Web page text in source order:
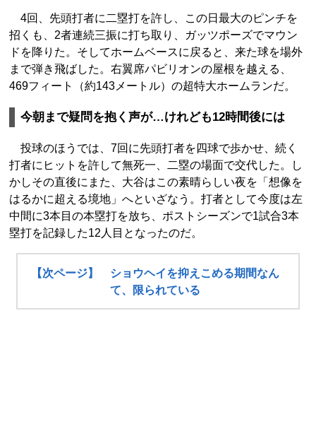
4回、先頭打者に二塁打を許し、この日最大のピンチを
招くも、2者連続三振に打ち取り、ガッツポーズでマウン
ドを降りた。そしてホームベースに戻ると、来た球を場外
まで弾き飛ばした。右翼席パビリオンの屋根を越える、
469フィート（約143メートル）の超特大ホームランだ。
今朝まで疑問を抱く声が…けれども12時間後には
投球のほうでは、7回に先頭打者を四球で歩かせ、続く
打者にヒットを許して無死一、二塁の場面で交代した。し
かしその直後にまた、大谷はこの素晴らしい夜を「想像を
はるかに超える境地」へといざなう。打者として今度は左
中間に3本目の本塁打を放ち、ポストシーズンで1試合3本
塁打を記録した12人目となったのだ。
【次ページ】 ショウヘイを抑えこめる期間なん
て、限られている